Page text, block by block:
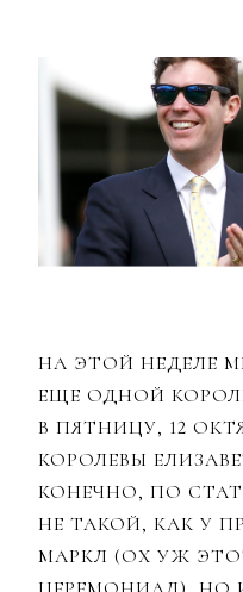
НА ЭТОЙ НЕДЕЛЕ
ЕЩЕ ОДНОЙ
В ПЯТНИЦУ, 12
КОРОЛЕВЫ
КОНЕЧНО, ПО
НЕ ТАКОЙ, КАК У
МАРКЛ (ОХ УЖ